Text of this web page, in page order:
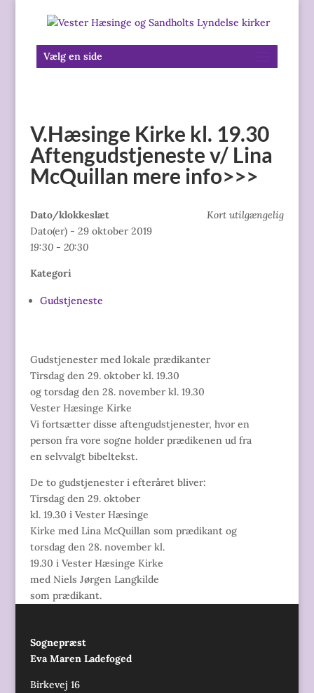
Vælg en side
V.Hæsinge Kirke kl. 19.30
Aftengudstjeneste v/ Lina
McQuillan mere info>>>
Kort utilgængelig
Dato/klokkeslæt
Dato(er) - 29 oktober 2019
19:30 - 20:30
Kategori
Gudstjeneste
Gudstjenester med lokale prædikanter
Tirsdag den 29. oktober kl. 19.30
og torsdag den 28. november kl. 19.30
Vester Hæsinge Kirke
Vi fortsætter disse aftengudstjenester, hvor en
person fra vore sogne holder prædikenen ud fra
en selvvalgt bibeltekst.
De to gudstjenester i efteråret bliver:
Tirsdag den 29. oktober
kl. 19.30 i Vester Hæsinge
Kirke med Lina McQuillan som prædikant og
torsdag den 28. november kl.
19.30 i Vester Hæsinge Kirke
med Niels Jørgen Langkilde
som prædikant.
Sognepræst
Eva Maren Ladefoged
Birkevej 16